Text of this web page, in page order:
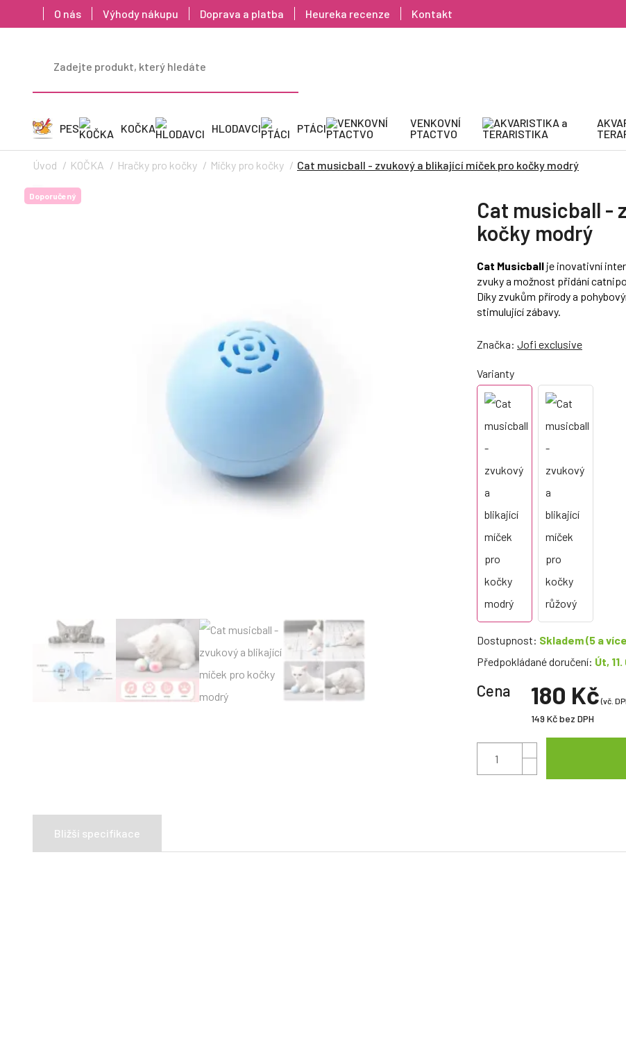
O nás Výhody nákupu Doprava a platba Heureka recenze Kontakt
PES KOČKA HLODAVCI PTÁCI
VENKOVNÍ
PTACTVO
Úvod KOČKA Hračky pro kočky Míčky pro kočky Cat musicball - zvukový a blikající míček pro kočky modrý
Doporučený
Cat musicball -
kočky modrý
Cat Musicball je inovativní
zvuky a možnost přidání
Díky zvukům přírody a
stimulující zábavy.
Značka: Jofi exclusive
Varianty
Dostupnost: Skladem(5 a
Předpokládané doručení: Út,
Cena 180 Kč(vč.
149 Kčbez DPH
Bližší specifikace